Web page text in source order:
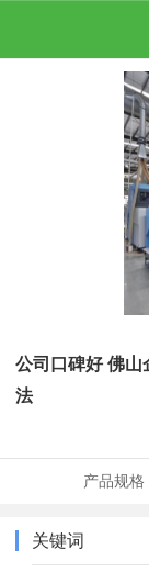
公司口碑好 佛山
法
产品规格
关键词